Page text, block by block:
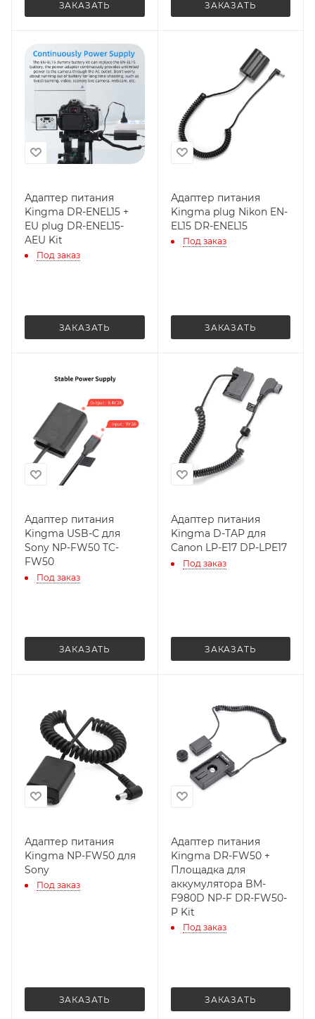
ЗАКАЗАТЬ ЗАКАЗАТЬ
Адаптер питания
Kingma DR-ENEL15 +
EU plug DR-ENEL15-
AEU Kit
Под заказ
ЗАКАЗАТЬ
Адаптер питания
Kingma plug Nikon EN-
EL15 DR-ENEL15
Под заказ
ЗАКАЗАТЬ
Адаптер питания
Kingma USB-C для
Sony NP-FW50 TC-
FW50
Под заказ
ЗАКАЗАТЬ
Адаптер питания
Kingma D-TAP для
Canon LP-E17 DP-LPE17
Под заказ
ЗАКАЗАТЬ
Адаптер питания
Kingma NP-FW50 для
Sony
Под заказ
ЗАКАЗАТЬ
Адаптер питания
Kingma DR-FW50 +
Площадка для
аккумулятора BM-
F980D NP-F DR-FW50-
P Kit
Под заказ
ЗАКАЗАТЬ